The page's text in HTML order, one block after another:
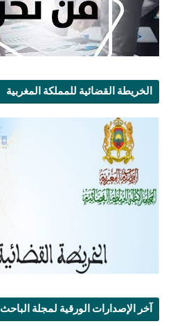
الخريطة القضائية للمملكة المغربية
آخر الإصدارات الورقية لمجلة الباحث